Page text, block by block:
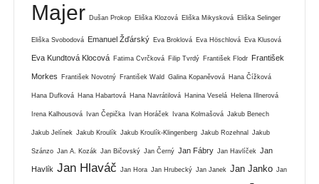
Majer Dušan Prokop Eliška Klozová Eliška Mikysková Eliška Selinger
Eliška Svobodová Emanuel Žďárský Eva Broklová Eva Höschlová Eva Klusová
Eva Kundtová Klocová Fatima Cvrčková Filip Tvrdý František Flodr František
Morkes František Novotný František Wald Galina Kopaněvová Hana Čížková
Hana Dufková Hana Habartová Hana Navrátilová Hanina Veselá Helena Illnerová
Irena Kalhousová Ivan Čepička Ivan Horáček Ivana Kolmašová Jakub Benech
Jakub Jelínek Jakub Kroulík Jakub Kroulík-Klingenberg Jakub Rozehnal Jakub
Szánzo Jan A. Kozák Jan Bičovský Jan Černý Jan Fábry Jan Havlíček Jan
Havlík Jan Hlaváč Jan Hora Jan Hrubecký Jan Janek Jan Janko Jan